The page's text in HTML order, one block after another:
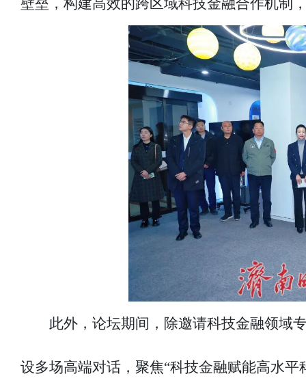
壁垒，构建高效的跨区域科技金融合作机制
此外，论坛期间，除邀请科技金融领域
设多场高端对话，聚焦“科技金融赋能高水